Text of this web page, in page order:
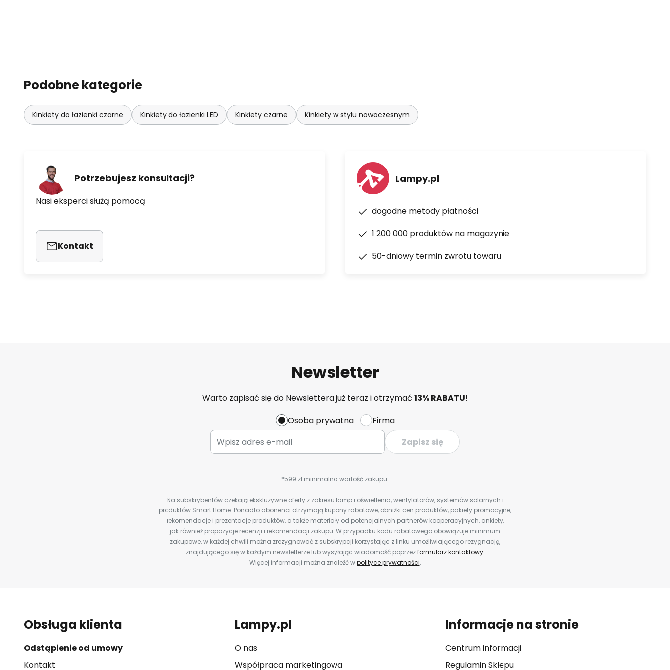
Podobne kategorie
Kinkiety do łazienki czarne Kinkiety do łazienki LED Kinkiety czarne Kinkiety w stylu nowoczesnym
Potrzebujesz konsultacji?
Nasi eksperci służą pomocą
Kontakt
Lampy.pl
dogodne metody płatności
1 200 000 produktów na magazynie
50-dniowy termin zwrotu towaru
Newsletter
Warto zapisać się do Newslettera już teraz i otrzymać 13% RABATU!
Osoba prywatna
Firma
Zapisz się
*599 zł minimalna wartość zakupu.
Na subskrybentów czekają ekskluzywne oferty z zakresu lamp i oświetlenia, wentylatorów, systemów solarnych i
produktów Smart Home. Ponadto abonenci otrzymają kupony rabatowe, obniżki cen produktów, pakiety promocyjne,
rekomendacje i prezentacje produktów, a także materiały od potencjalnych partnerów kooperacyjnych, ankiety,
jak również propozycje recenzji i rekomendacji zakupu. W przypadku kodu rabatowego obowiązuje minimum
zakupowe, w każdej chwili można zrezygnować z subskrypcji korzystając z linku umożliwiającego rezygnację,
znajdującego się w każdym newsletterze lub wysyłając wiadomość poprzezformularz kontaktowy.
Więcej informacji można znaleźć wpolityce prywatności.
Obsługa klienta
Odstąpienie od umowy
Kontakt
Lampy.pl
O nas
Współpraca marketingowa
Informacje na stronie
Centrum informacji
Regulamin Sklepu